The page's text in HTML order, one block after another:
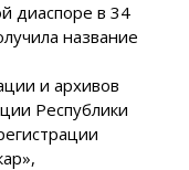
диаспоре в 34
название
и архивов
Республики